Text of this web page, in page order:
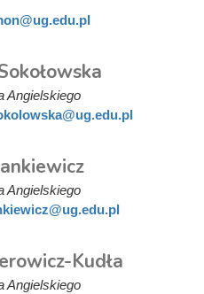
Angielskiego
Angielskiego
Kudła
Angielskiego